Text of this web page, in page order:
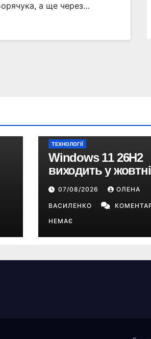
а ще через…
ТЕХНОЛОГІЇ
Windows 11 26H2
виходить у
чому не варто
пропускати це
оновлення
07/08/2026 ОЛЕНА
ВАСИЛЕНКО
НЕМАЄ